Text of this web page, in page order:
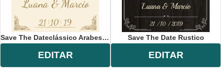
Save The Dateclássico Arabesco
EDITAR
Save The Date Rustico
EDITAR